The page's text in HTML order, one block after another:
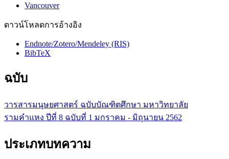
Vancouver
ดาวน์โหลดการอ้างอิง
Endnote/Zotero/Mendeley (RIS)
BibTeX
ฉบับ
วารสารมนุษยศาสตร์ ฉบับบัณฑิตศึกษา มหาวิทยาลัย
รามคำแหง ปีที่ 8 ฉบับที่ 1 มกราคม - มิถุนายน 2562
ประเภทบทความ